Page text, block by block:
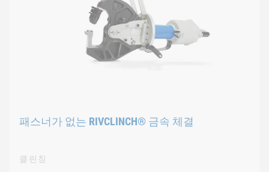
패스너가 없는 RIVCLINCH® 금속 체결
클린칭